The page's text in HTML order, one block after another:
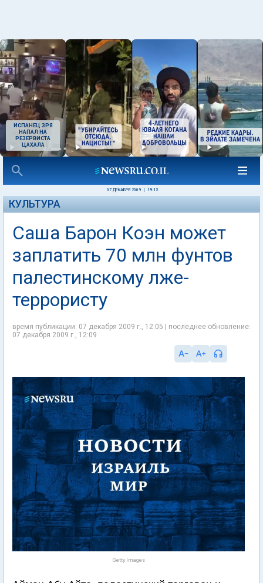
ИСПАНЕЦ ЗРЯ
НАПАЛ НА
РЕЗЕРВИСТА
ЦАХАЛА
07 ДЕКАБРЯ 2009 19:12
КУЛЬТУРА
Саша Барон Коэн может
заплатить 70 млн фунтов
палестинскому лже-
террористу
время публикации: 07 декабря 2009 г., 12:05 | последнее обновление:
07 декабря 2009 г., 12:09
Getty Images